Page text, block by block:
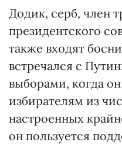
Додик, серб, член
президентского
также входят
встречался с
выборами, когда он
избирателям из
настроенных
он пользуется